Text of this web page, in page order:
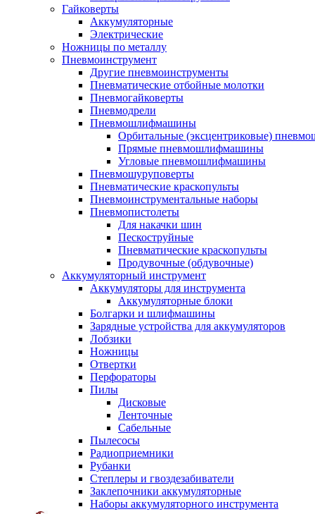
Гайковерты
Аккумуляторные
Электрические
Ножницы по металлу
Пневмоинструмент
Другие пневмоинструменты
Пневматические отбойные молотки
Пневмогайковерты
Пневмодрели
Пневмошлифмашины
Орбитальные (эксцентриковые)
Прямые пневмошлифмашины
Угловые пневмошлифмашины
Пневмошуруповерты
Пневматические краскопульты
Пневмоинструментальные наборы
Пневмопистолеты
Для накачки шин
Пескоструйные
Пневматические краскопульты
Продувочные (обдувочные)
Аккумуляторный инструмент
Аккумуляторы для инструмента
Аккумуляторные блоки
Болгарки и шлифмашины
Зарядные устройства для аккумуляторов
Лобзики
Ножницы
Отвертки
Перфораторы
Пилы
Дисковые
Ленточные
Сабельные
Пылесосы
Радиоприемники
Рубанки
Степлеры и гвоздезабиватели
Заклепочники аккумуляторные
Наборы аккумуляторного инструмента